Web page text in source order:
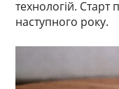
технологій.
наступного року.